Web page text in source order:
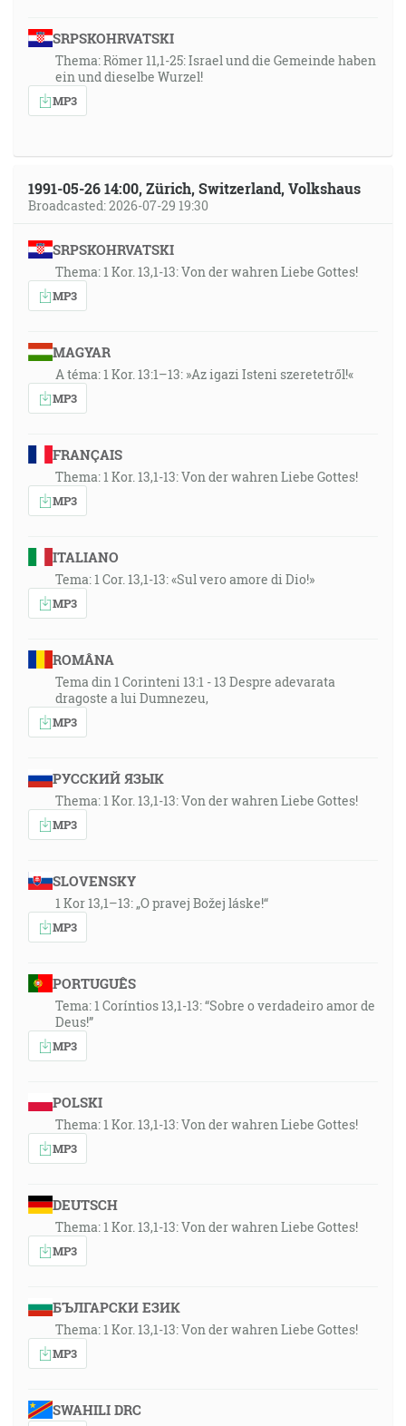
SRPSKOHRVATSKI
Thema: Römer 11,1-25: Israel und die Gemeinde haben
ein und dieselbe Wurzel!
MP3
1991-05-26 14:00, Zürich, Switzerland, Volkshaus
Broadcasted: 2026-07-29 19:30
SRPSKOHRVATSKI
Thema: 1 Kor. 13,1-13: Von der wahren Liebe Gottes!
MP3
MAGYAR
A téma: 1 Kor. 13:1–13: »Az igazi Isteni szeretetről!«
MP3
FRANÇAIS
Thema: 1 Kor. 13,1-13: Von der wahren Liebe Gottes!
MP3
ITALIANO
Tema: 1 Cor. 13,1-13: «Sul vero amore di Dio!»
MP3
ROMÂNA
Tema din 1 Corinteni 13:1 - 13 Despre adevarata
dragoste a lui Dumnezeu,
MP3
РУССКИЙ ЯЗЫК
Thema: 1 Kor. 13,1-13: Von der wahren Liebe Gottes!
MP3
SLOVENSKY
1 Kor 13,1–13: „O pravej Božej láske!“
MP3
PORTUGUÊS
Tema: 1 Coríntios 13,1-13: “Sobre o verdadeiro amor de
Deus!”
MP3
POLSKI
Thema: 1 Kor. 13,1-13: Von der wahren Liebe Gottes!
MP3
DEUTSCH
Thema: 1 Kor. 13,1-13: Von der wahren Liebe Gottes!
MP3
БЪЛГАРСКИ ЕЗИК
Thema: 1 Kor. 13,1-13: Von der wahren Liebe Gottes!
MP3
SWAHILI DRC